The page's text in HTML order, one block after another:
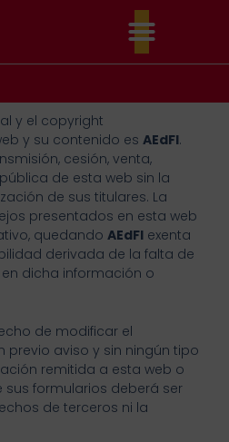
y el copyright
y su contenido es AEdFI.
cesión, venta,
de esta web sin la
de sus titulares. La
presentados en esta web
quedando AEdFI exenta
derivada de la falta de
dicha información o
de modificar el
previo aviso y sin ningún tipo
remitida a esta web o
formularios deberá ser
de terceros ni la